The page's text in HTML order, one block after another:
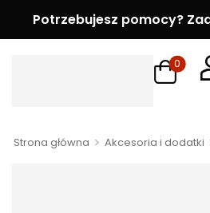
Potrzebujesz pomocy?
0
Strona główna > Akcesoria i dodatki